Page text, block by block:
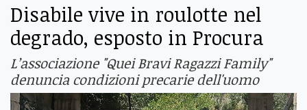
Disabile vive in roulotte nel
degrado, esposto in Procura
L’associazione "Quei Bravi Ragazzi Family"
denuncia condizioni precarie dell'uomo